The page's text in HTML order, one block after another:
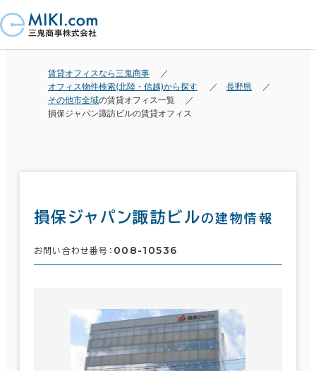
賃貸オフィスなら三鬼商事
オフィス物件検索(北陸・信越)から探す
長野県
その他市全域の賃貸オフィス一覧
損保ジャパン諏訪ビルの賃貸オフィス
損保ジャパン諏訪ビルの建物情報
お問い合わせ番号： 008-10536